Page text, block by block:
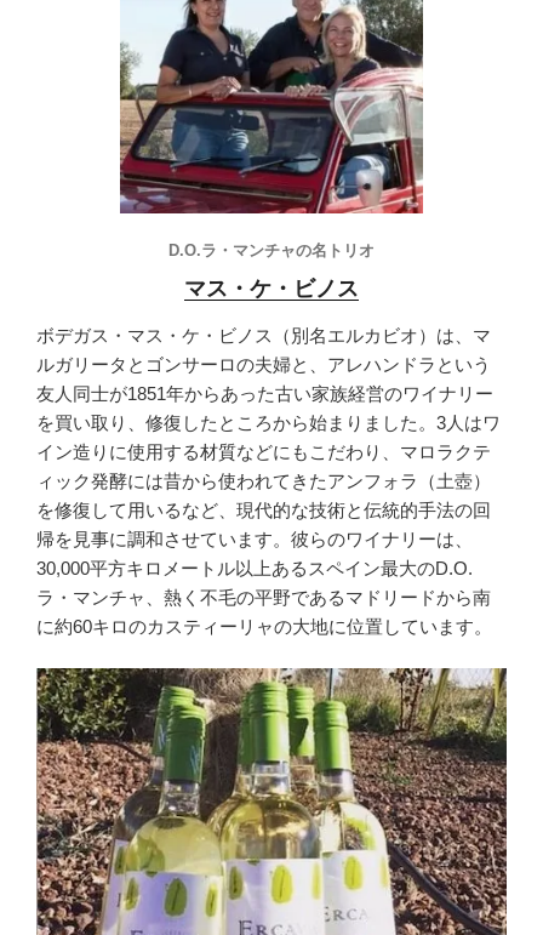
D.O.ラ・マンチャの名トリオ
マス・ケ・ビノス
ボデガス・マス・ケ・ビノス（別名エルカビオ）は、マ
ルガリータとゴンサーロの夫婦と、アレハンドラという
友人同士が1851年からあった古い家族経営のワイナリー
を買い取り、修復したところから始まりました。3人はワ
イン造りに使用する材質などにもこだわり、マロラクテ
ィック発酵には昔から使われてきたアンフォラ（土壺）
を修復して用いるなど、現代的な技術と伝統的手法の回
帰を見事に調和させています。彼らのワイナリーは、
30,000平方キロメートル以上あるスペイン最大のD.O.
ラ・マンチャ、熱く不毛の平野であるマドリードから南
に約60キロのカスティーリャの大地に位置しています。